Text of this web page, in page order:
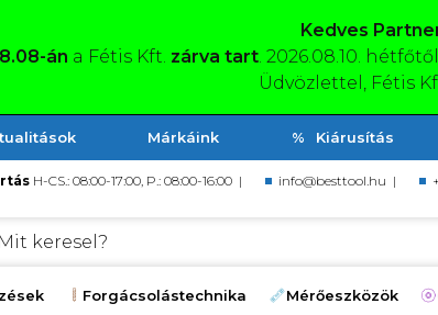
Kedves
án a Fétis Kft. zárva tart. 2026.08.10.
Üdvözlettel, Fétis
Márkáink Kiárusítás
H-CS.: 08:00-17:00, P.: 08:00-16:00 | info@besttool.hu |
Forgácsolástechnika Mérőeszközök